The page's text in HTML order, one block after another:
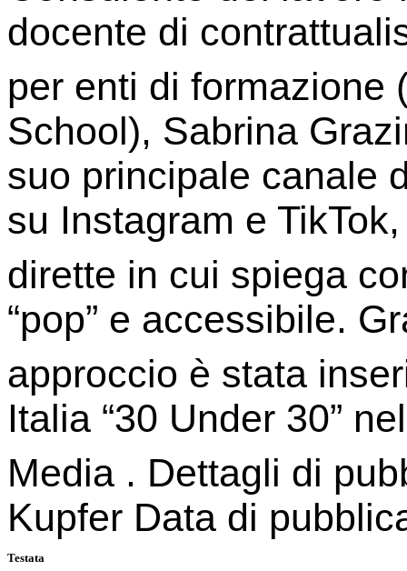
docente di
per enti di formazione
School), Sabrina
suo principale canale
su Instagram e
dirette in cui spiega
“pop” e accessibile.
approccio è stata
Italia “30 Under 30”
Media . Dettagli di
Kupfer Data di
Testata